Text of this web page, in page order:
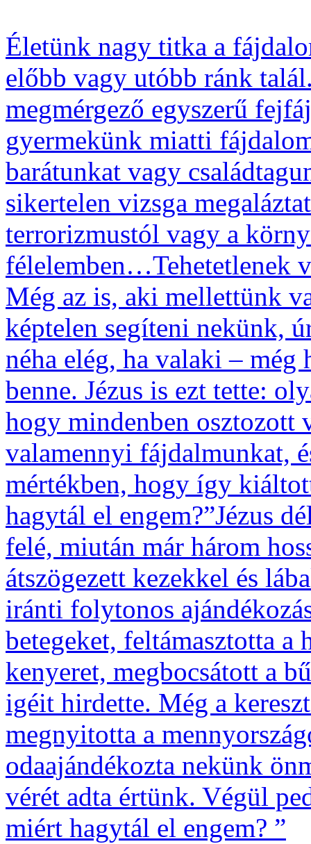
Életünk nagy titka a
előbb vagy utóbb ránk
megmérgező egyszerű
gyermekünk miatti
barátunkat vagy
sikertelen vizsga
terrorizmustól vagy a
félelemben…Tehetetlenek
Még az is, aki mellettünk
képtelen segíteni nekünk,
néha elég, ha valaki – még
benne. Jézus is ezt tette:
hogy mindenben osztozott
valamennyi fájdalmunkat,
mértékben, hogy így
hagytál el engem?”Jézus
felé, miután már három
átszögezett kezekkel és
iránti folytonos
betegeket, feltámasztotta a
kenyeret, megbocsátott a
igéit hirdette. Még a
megnyitotta a
odaajándékozta nekünk
vérét adta értünk. Végül
miért hagytál el engem? ”